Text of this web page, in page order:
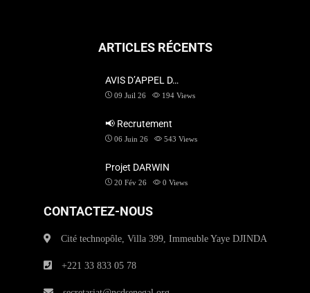
ARTICLES RÉCENTS
AVIS D’APPEL D…
09 Juil 26 194 Views
📢 Recrutement
06 Juin 26 543 Views
Projet DARWIN
20 Fév 26 0 Views
CONTACTEZ-NOUS
Cité technopôle, Villa 399, Immeuble Yaye DJINDA
+221 33 833 05 78